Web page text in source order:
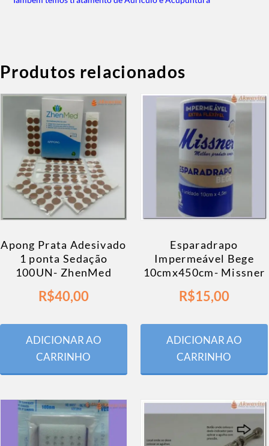
Produtos relacionados
Apong Prata Adesivado
1 ponta Sedação
100UN- ZhenMed
R$40,00
ADICIONAR AO
CARRINHO
Esparadrapo
Impermeável Bege
10cmx450cm- Missner
R$15,00
ADICIONAR AO
CARRINHO